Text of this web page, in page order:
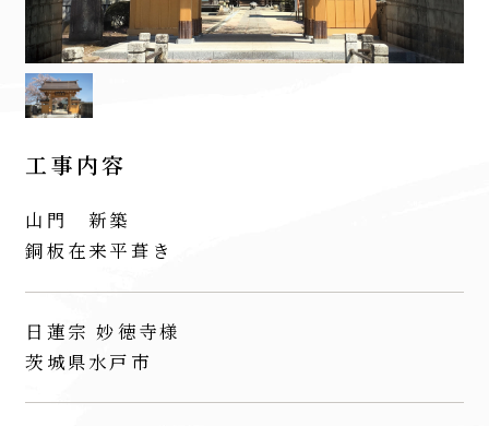
工事内容
山門 新築
銅板在来平葺き
日蓮宗 妙徳寺様
茨城県水戸市